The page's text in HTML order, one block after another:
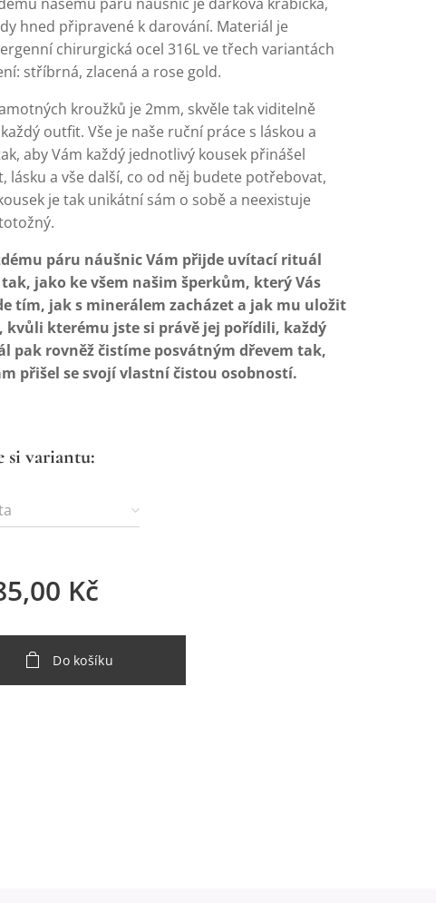
hned připravené k darování. Materiál je
chirurgická ocel 316L ve třech variantách
stříbrná, zlacená a rose gold.
kroužků je 2mm, skvěle tak viditelně
outfit. Vše je naše ruční práce s láskou a
aby Vám každý jednotlivý kousek přinášel
lásku a vše další, co od něj budete potřebovat,
je tak unikátní sám o sobě a neexistuje
páru náušnic Vám přijde uvítací rituál
jako ke všem našim šperkům, který Vás
tím, jak s minerálem zacházet a jak mu uložit
kvůli kterému jste si právě jej pořídili, každý
pak rovněž čistíme posvátným dřevem tak,
přišel se svojí vlastní čistou osobností.
si variantu:
Kč
Do košíku